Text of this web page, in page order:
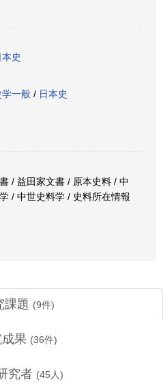
本史
学一般 / 日本史
/ 益田家文書 / 原本史料 / 中
/ 中世史料学 / 史料所在情報
課題 (9件)
果 (36件)
究者 (45 人)